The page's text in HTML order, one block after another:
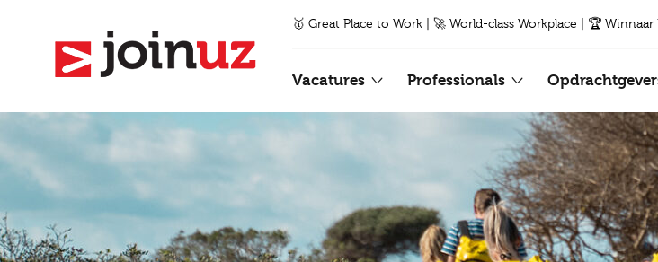
🥇 Great Place to Work | 🚀 World-class Workplace | 🏆
Vacatures Professionals